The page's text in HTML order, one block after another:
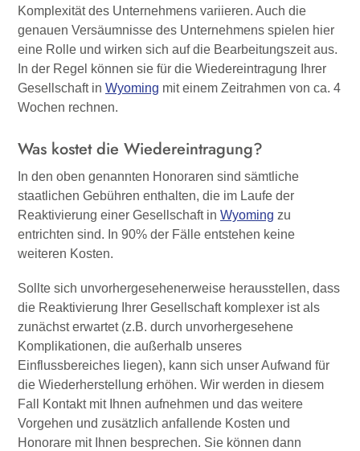
Komplexität des Unternehmens variieren. Auch die
genauen Versäumnisse des Unternehmens spielen hier
eine Rolle und wirken sich auf die Bearbeitungszeit aus.
In der Regel können sie für die Wiedereintragung Ihrer
Gesellschaft in Wyoming mit einem Zeitrahmen von ca. 4
Wochen rechnen.
Was kostet die Wiedereintragung?
In den oben genannten Honoraren sind sämtliche
staatlichen Gebühren enthalten, die im Laufe der
Reaktivierung einer Gesellschaft in Wyoming zu
entrichten sind. In 90% der Fälle entstehen keine
weiteren Kosten.
Sollte sich unvorhergesehenerweise herausstellen, dass
die Reaktivierung Ihrer Gesellschaft komplexer ist als
zunächst erwartet (z.B. durch unvorhergesehene
Komplikationen, die außerhalb unseres
Einflussbereiches liegen), kann sich unser Aufwand für
die Wiederherstellung erhöhen. Wir werden in diesem
Fall Kontakt mit Ihnen aufnehmen und das weitere
Vorgehen und zusätzlich anfallende Kosten und
Honorare mit Ihnen besprechen. Sie können dann